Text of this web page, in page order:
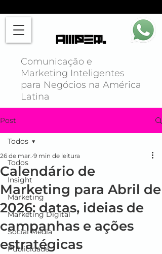
Comunicação e
Marketing Inteligentes
para Negócios na América
Latina
Post
Todos
Insight
Marketing
Marketing Digital
Social Media
Publicidade
Todos
Calendário de
Marketing para Abril de
2026: datas, ideias de
campanhas e ações
estratégicas
26 de mar. 9 min de leitura